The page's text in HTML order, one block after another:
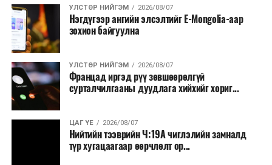
Хуулиар заавал мэдээлэхээс бусад кино,
контент, хэвлэлийн зардал;
Заавал олгохоос бусад тэтгэмж, урамшуулал.
Санхүүгийн хэмнэлтийн горимыг 2026 оны
арванхоёрдугаар сарын 31 хүртэл мөрдөнө. Харин
эрүүл мэндийн салбар уг хэмнэлтийн горимд
хамрагдахгүй бөгөөд цэцэрлэг, сургуулийн хүүхдийн
эрт илрүүлэг, вакцинжуулалт, томуу, томуу төст
өвчний эсрэг арга хэмжээ зэрэг зайлшгүй
УЛСТӨР НИЙГЭМ 2026/08/07
Нэгдүгээр ангийн элсэлтийг E-Mongolia-аар
зохион байгуулна
УЛСТӨР НИЙГЭМ 2026/08/07
Францад иргэд рүү зөвшөөрөлгүй
сурталчилгааны дуудлага хийхийг хориг...
ЦАГ ҮЕ 2026/08/07
Нийтийн тээврийн Ч:19А чиглэлийн замналд
түр хугацаагаар өөрчлөлт ор...